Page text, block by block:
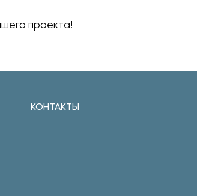
проекта!
КОНТАКТЫ